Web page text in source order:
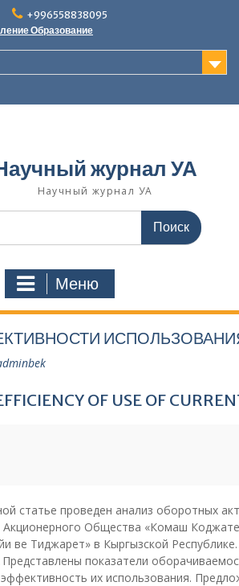
+996558838095
Образование
журнал УА
Научный журнал УА
Меню
OF USE OF
статье проведен анализ оборотных
Акционерного Общества «Комаш
ве Тиджарет» в Кыргызской
Представлены показатели
их использования.